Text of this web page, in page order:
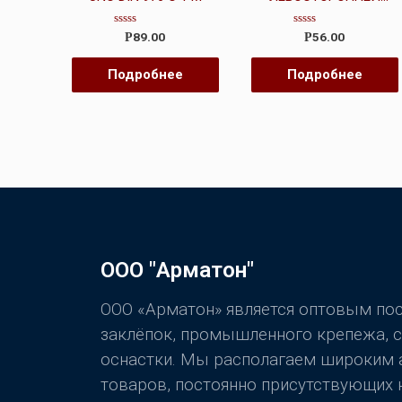
Оценка
из
5
Р89.00
Подробнее
РЕЗЬБОЙ DIN 976
Оценка
из
5
Р56.00
Подробнее
ООО "Арматон"
ООО «Арматон» является оптовым
заклёпок, промышленного крепежа,
оснастки. Мы располагаем широким
товаров, постоянно присутствующих